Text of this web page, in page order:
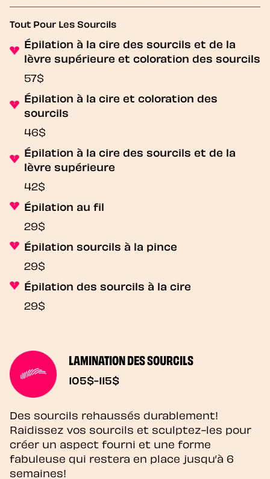
Tout Pour Les Sourcils
Épilation à la cire des sourcils et de la
lèvre supérieure et coloration des sourcils
57$
Épilation à la cire et coloration des
sourcils
46$
Épilation à la cire des sourcils et de la
lèvre supérieure
42$
Épilation au fil
29$
Épilation sourcils à la pince
29$
Épilation des sourcils à la cire
29$
LAMINATION DES SOURCILS
105$-115$
Des sourcils rehaussés durablement!
Raidissez vos sourcils et sculptez-les pour
créer un aspect fourni et une forme
fabuleuse qui restera en place jusqu’à 6
semaines!